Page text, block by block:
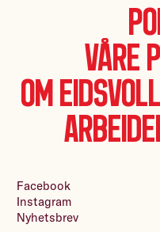
Våre
Om
Facebook
Instagram
Nyhetsbrev